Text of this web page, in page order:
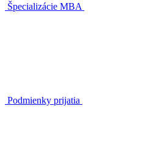
Špecializácie MBA
Podmienky prijatia